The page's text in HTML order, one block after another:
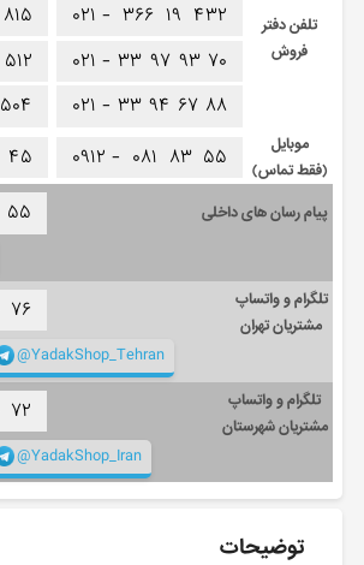
تلفن دفتر
فروش
۰۲۱ - ۳۶۶ ۱۹ ۴۳۲
۰۲۱ - ۳۳ ۹۷ ۹۳ ۷۰
۰۲۱ - ۳۳ ۹۴ ۶۷ ۸۸
۸۱۵
۵۱۲
۵۰۴
موبایل
(فقط تماس)
۰۹۱۲ - ۰۸۱ ۸۳ ۵۵ ۴۵
پیام رسان های داخلی ۵۵
تلگرام و واتساپ
مشتریان تهران
۷۶
@YadakShop_Tehran
تلگرام و واتساپ
مشتریان شهرستان
۷۲
@YadakShop_Iran
توضیحات